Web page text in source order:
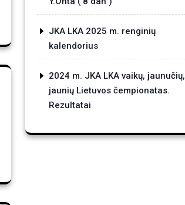
JKA LKA 2025 m. renginių
kalendorius
2024 m. JKA LKA vaikų, jaunučių,
jaunių Lietuvos čempionatas.
Rezultatai